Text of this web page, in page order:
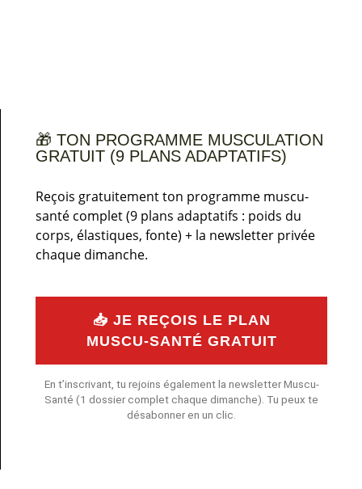
🎁 TON PROGRAMME MUSCULATION
GRATUIT (9 PLANS ADAPTATIFS)
Reçois gratuitement ton programme muscu-
santé complet (9 plans adaptatifs : poids du
corps, élastiques, fonte) + la newsletter privée
chaque dimanche.
📥 JE REÇOIS LE PLAN
MUSCU-SANTÉ GRATUIT
En t’inscrivant, tu rejoins également la newsletter Muscu-
Santé (1 dossier complet chaque dimanche). Tu peux te
désabonner en un clic.